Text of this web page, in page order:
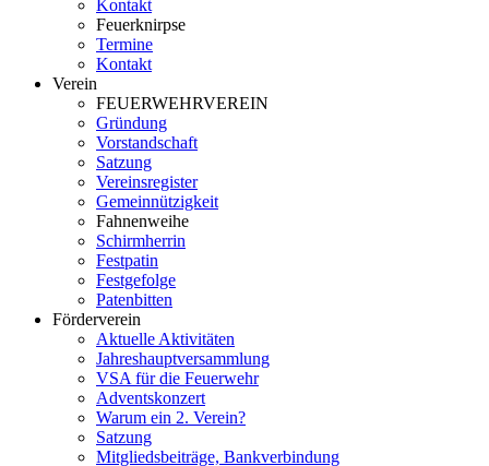
Kontakt
Feuerknirpse
Termine
Kontakt
Verein
FEUERWEHRVEREIN
Gründung
Vorstandschaft
Satzung
Vereinsregister
Gemeinnützigkeit
Fahnenweihe
Schirmherrin
Festpatin
Festgefolge
Patenbitten
Förderverein
Aktuelle Aktivitäten
Jahreshauptversammlung
VSA für die Feuerwehr
Adventskonzert
Warum ein 2. Verein?
Satzung
Mitgliedsbeiträge, Bankverbindung